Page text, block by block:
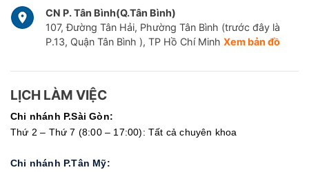
CN P. Tân Bình(Q.Tân Bình)
107, Đường Tân Hải, Phường Tân Bình (trước đây là
P.13, Quận Tân Bình ), TP Hồ Chí Minh Xem bản đồ
LỊCH LÀM VIỆC
Chi nhánh P.Sài Gòn:
Thứ 2 – Thứ 7 (8:00 – 17:00): Tất cả chuyên khoa
Chi nhánh P.Tân Mỹ: